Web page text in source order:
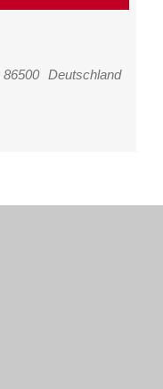
86500
Deutschland